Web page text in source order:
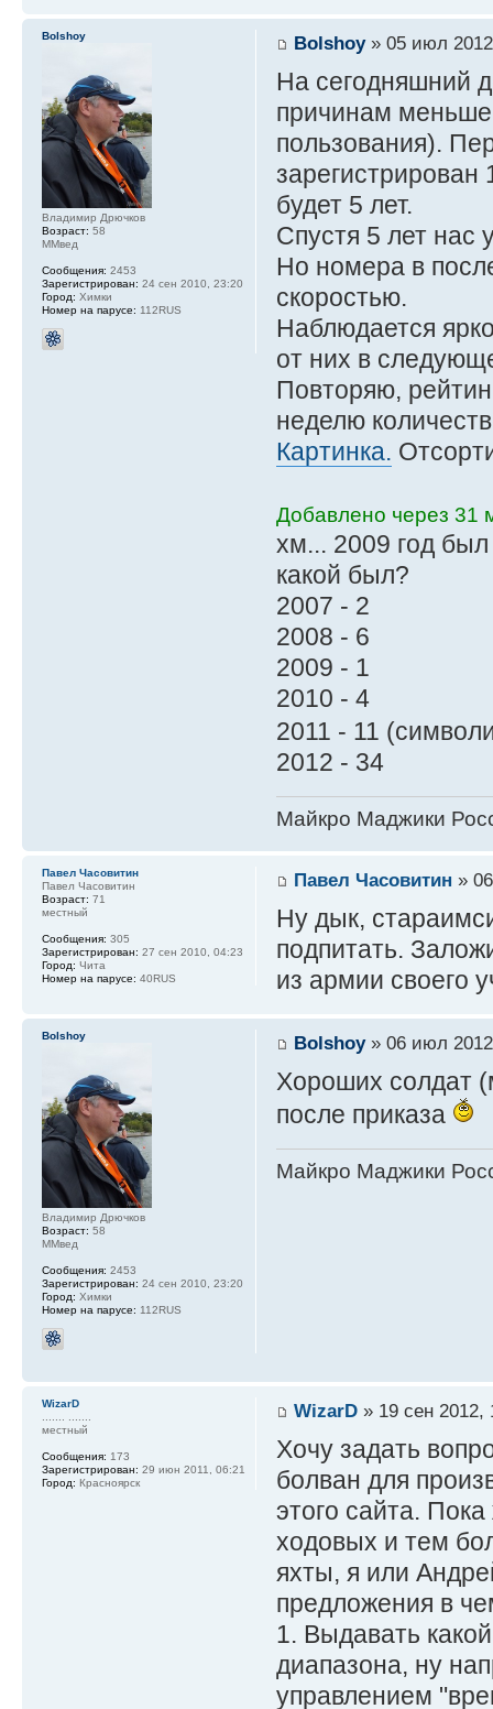
Bolshoy» 05 июл
На сегодняшний
причинам
пользования).
будет 5 лет.
Спустя 5 лет нас
Но номера в
скоростью.
Наблюдается
от них в
Повторяю,
неделю
Картинка.
Добавлено через 31
хм... 2009 год
какой был?
2007 - 2
2008 - 6
2009 - 1
2010 - 4
2011 - 11
2012 - 34
Майкро Маджики
Bolshoy
Владимир Дрючков
Возраст: 58
ММвед
Сообщения: 2453
Зарегистрирован: 24 сен 2010, 23:20
Город: Химки
Номер на парусе: 112RUS
Павел Часовитин »
Ну дык,
подпитать.
из армии своего
Павел Часовитин
Павел Часовитин
Возраст: 71
местный
Сообщения: 305
Зарегистрирован: 27 сен 2010, 04:23
Город: Чита
Номер на парусе: 40RUS
Bolshoy» 06 июл
Хороших солдат
после приказа
Майкро Маджики
Bolshoy
Владимир Дрючков
Возраст: 58
ММвед
Сообщения: 2453
Зарегистрирован: 24 сен 2010, 23:20
Город: Химки
Номер на парусе: 112RUS
WizarD» 19 сен 2012,
Хочу задать
болван для
этого сайта.
ходовых и тем
яхты, я или
предложения в
1. Выдавать
диапазона, ну
управлением
WizarD
местный
Сообщения: 173
Зарегистрирован: 29 июн 2011, 06:21
Город: Красноярск